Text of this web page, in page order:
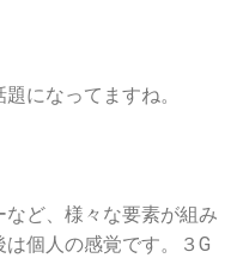
になってますね。
ど、様々な要素が組み
個人の感覚です。３G